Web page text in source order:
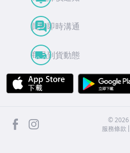
買賣即時溝通
商品到貨動態
APP Store
facebook ©2026
服務條款